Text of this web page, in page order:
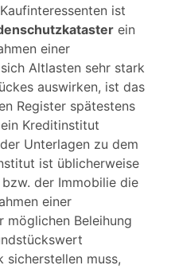
ist
ein
einer
Altlasten sehr stark
auswirken, ist das
Register spätestens
Kreditinstitut
Unterlagen zu dem
ist üblicherweise
der Immobilie die
einer
möglichen Beleihung
sicherstellen muss,